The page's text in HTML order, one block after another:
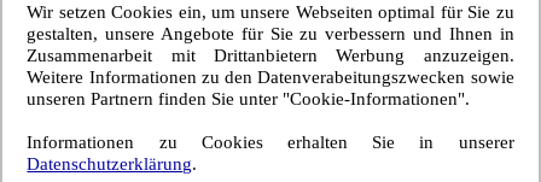
Februar 2023
Januar 2023
November 2022
Oktober 2022
September 2022
Mai 2022
April 2022
Wir setzen Cookies ein, um unsere Webseiten optimal für Sie zu
gestalten, unsere Angebote für Sie zu verbessern und Ihnen in
Zusammenarbeit mit Drittanbietern Werbung anzuzeigen.
Weitere Informationen zu den Datenverabeitungszwecken sowie
unseren Partnern finden Sie unter "Cookie-Informationen".
Informationen zu Cookies erhalten Sie in unserer
Datenschutzerklärung.